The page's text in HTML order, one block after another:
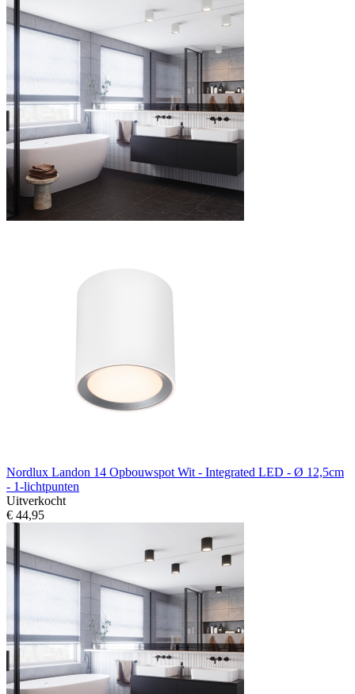
Nordlux Landon 14 Opbouwspot Wit - Integrated LED - Ø 12,5cm
- 1-lichtpunten
Uitverkocht
€ 44,95